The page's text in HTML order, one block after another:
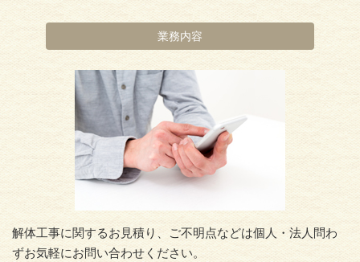
業務内容
解体工事に関するお見積り、ご不明点などは個人・法人問わ
ずお気軽にお問い合わせください。